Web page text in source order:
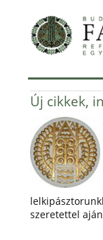
Új cikkek,
szeretettel